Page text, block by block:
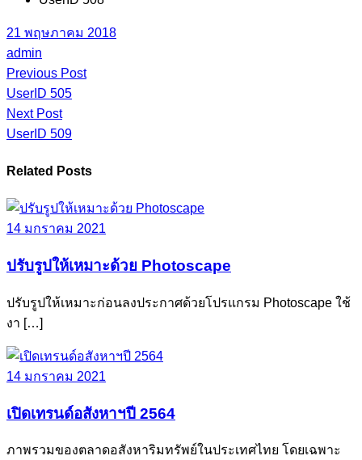
21 พฤษภาคม 2018
admin
Previous Post
UserID 505
Next Post
UserID 509
Related Posts
14 มกราคม 2021
ปรับรูปให้เหมาะด้วย Photoscape
ปรับรูปให้เหมาะก่อนลงประกาศด้วยโปรแกรม Photoscape ใช้
งา […]
14 มกราคม 2021
เปิดเทรนด์อสังหาฯปี 2564
ภาพรวมของตลาดอสังหาริมทรัพย์ในประเทศไทย โดยเฉพาะ